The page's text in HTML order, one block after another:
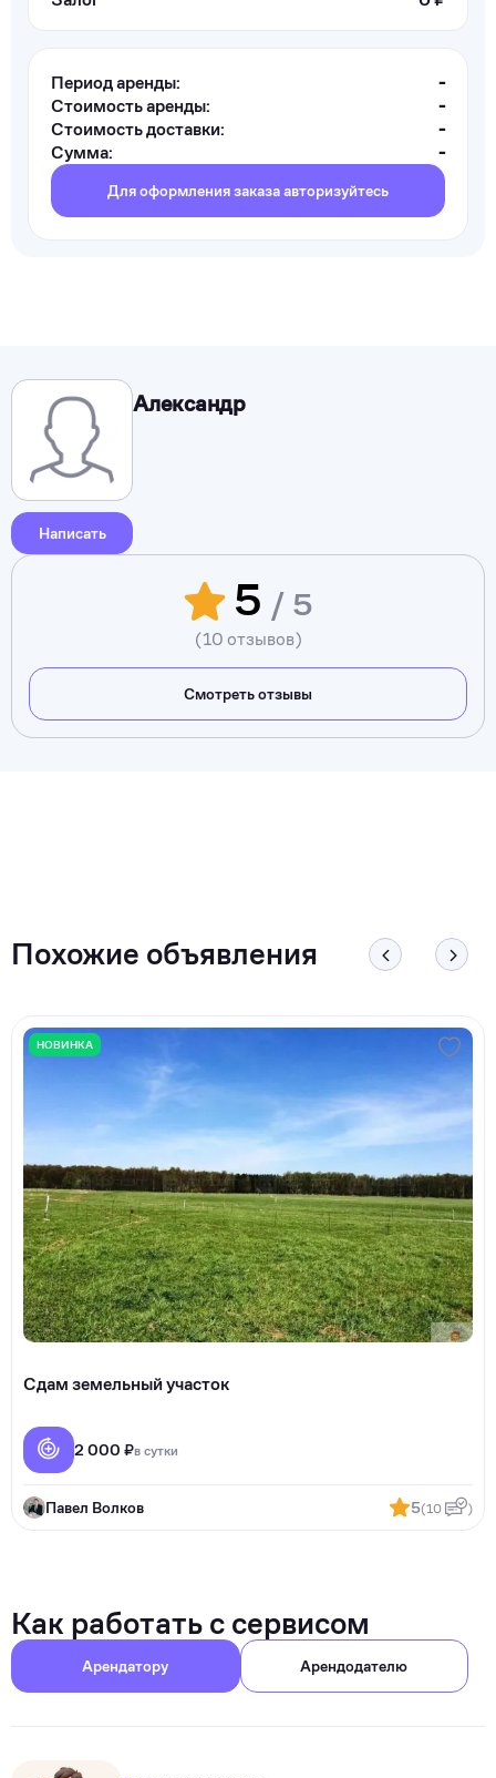
Период аренды:
-
Стоимость аренды:
-
Стоимость доставки:
-
Сумма:
-
Для оформления заказа авторизуйтесь
Написать
Александр
5 / 5
(10 отзывов)
Смотреть отзывы
Похожие объявления
НОВИНКА
Сдам земельный участок
2 000 ₽в сутки
Павел Волков 5(10 )
Как работать с сервисом
Арендатору Арендодателю